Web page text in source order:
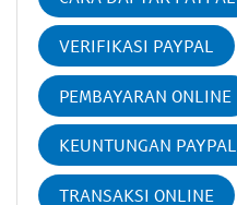
VERIFIKASI PAYPAL
PEMBAYARAN ONLINE
KEUNTUNGAN PAYPAL
TRANSAKSI ONLINE